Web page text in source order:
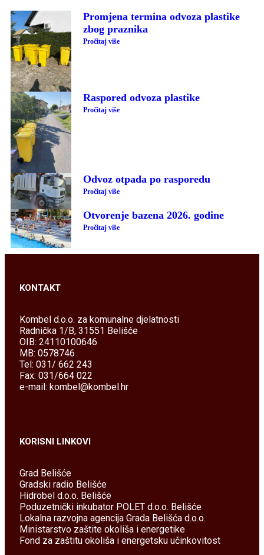
Promjena termina odvoza plastike
zbog praznika
Pročitaj više
Raspored odvoza plastike
Pročitaj više
Odvoz otpada po rasporedu
Pročitaj više
Otvorenje bazena 2026. godine
Pročitaj više
KONTAKT
Kombel d.o.o. za komunalne djelatnosti
Radnička 1/B, 31551 Belišće
OIB: 24110100646
MB: 0578746
Tel: 031/ 662 243
Fax: 031/664 022
e-mail: kombel@kombel.hr
KORISNI LINKOVI
Grad Belišće
Gradski radio Belišće
Hidrobel d.o.o. Belišće
Poduzetnički inkubator POLET d.o.o. Belišće
Lokalna razvojna agencija Grada Belišća d.o.o.
Ministarstvo zaštite okoliša i energetike
Fond za zaštitu okoliša i energetsku učinkovitost